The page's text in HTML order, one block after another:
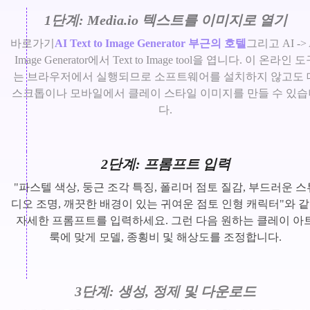
1단계: Media.io 텍스트를 이미지로 열기
바로가기 AI Text to Image Generator 부근의 호텔 그리고 AI ->
Image Generator에서 Text to Image tool을 엽니다. 이 온라인 도
는 브라우저에서 실행되므로 소프트웨어를 설치하지 않고도
스크톱이나 모바일에서 클레이 스타일 이미지를 만들 수 있습
다.
2단계: 프롬프트 입력
"파스텔 색상, 둥근 조각 특징, 폴리머 점토 질감, 부드러운 스
디오 조명, 깨끗한 배경이 있는 귀여운 점토 인형 캐릭터"와
자세한 프롬프트를 입력하세요. 그런 다음 원하는 클레이 아
룩에 맞게 모델, 종횡비 및 해상도를 조정합니다.
3단계: 생성, 정제 및 다운로드